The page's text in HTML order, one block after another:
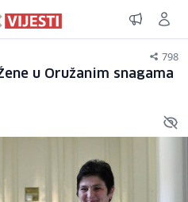
798
u Oružanim snagama